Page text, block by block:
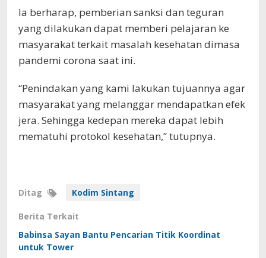
Ia berharap, pemberian sanksi dan teguran
yang dilakukan dapat memberi pelajaran ke
masyarakat terkait masalah kesehatan dimasa
pandemi corona saat ini.
“Penindakan yang kami lakukan tujuannya agar
masyarakat yang melanggar mendapatkan efek
jera. Sehingga kedepan mereka dapat lebih
mematuhi protokol kesehatan,” tutupnya.
Ditag Kodim Sintang
Berita Terkait
Babinsa Sayan Bantu Pencarian Titik Koordinat
untuk Tower